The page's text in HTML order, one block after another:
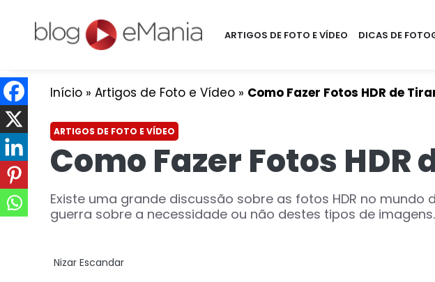
ARTIGOS DE FOTO E VÍDEO DICAS DE
Início » Artigos de Foto e Vídeo » Como Fazer Fotos HDR de
ARTIGOS DE FOTO E VÍDEO
Como Fazer Fotos HDR
Existe uma grande discussão sobre as fotos HDR no
guerra sobre a necessidade ou não destes tipos de
Nizar Escandar